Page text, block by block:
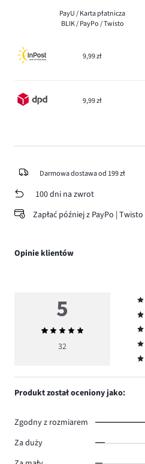
PayU / Karta płatnicza
BLIK / PayPo / Twisto
9,99 zł
9,99 zł
Darmowa dostawa od 199 zł
100 dni na zwrot
Zapłać później z PayPo | Twisto
Opinie klientów
5
Średnia
ocena
32
5,
26.
4,
3,
2,
1,
Produkt został oceniony jako:
Zgodny z rozmiarem
Za duży